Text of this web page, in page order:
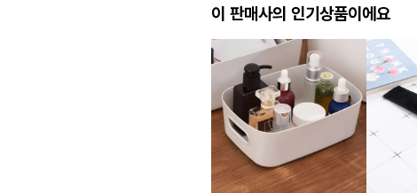
이 판매사의 인기상품이에요